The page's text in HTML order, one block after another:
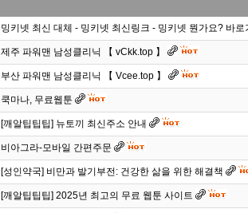
밍키넷 최신 대체 - 밍키넷 최신링크 - 밍키넷 뭔가요? 바
제주 파워맨 남성클리닉 【 vCkk.top 】
부산 파워맨 남성클리닉 【 Vcee.top 】
쿡마나, 무료웹툰
[깨알팁팁팁] 뉴토끼 최신주소 안내
비아그라-모바일 간편주문
[성인약국] 비만과 발기부전: 건강한 삶을 위한 해결책
[깨알팁팁팁] 2025년 최고의 무료 웹툰 사이트